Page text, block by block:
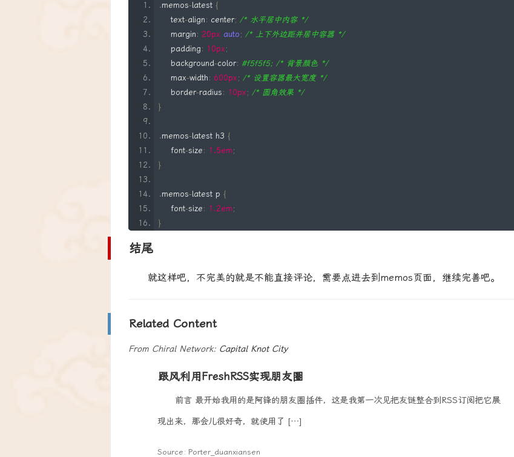
// 输出最新动态的内容、时间和链接
    $output
= '<div class="latest-memo memos-center">'
    $output
.= '<h3>最新动态：</h3>'
    $output
'<p>' $excerpt . '</p>';
    $output
.= '<p>时间：' . esc_html $formatted_date
    $output
'</div>'
// 创建一个短代码来显示 Memos 最新动态
.memos- latest {
    text
-align : center; /* 水平居中内容 */
    margin
: 20px auto ; /* 上下外边距并居中容器 */
    padding
: 10px ;
    background
-color: #f5f5f5; /* 背景颜色 */
    max
-width : 600px ; /* 设置容器最大宽度 */
    border
-radius : 10px ; /* 圆角效果 */
}
.memos- latest h3 {
    font
-size : 1.5em ;
}
.memos- latest p {
    font
-size : 1.2em ;
}
    color
#0073aa; /* 链接颜色 */
结尾
就这样吧，不完美的就是不能直接评论，需要点进去到memos页面，继续完善吧。
Related Content
From Chiral Network: Capital Knot City
跟风利用FreshRSS实现朋友圈
前言 最开始我用的是阿锋的朋友圈插件，这是我第一次见把友链整合到RSS订阅把它展
现出来，那会儿很好奇，就使用了 […]
Source: Porter_duanxiansen